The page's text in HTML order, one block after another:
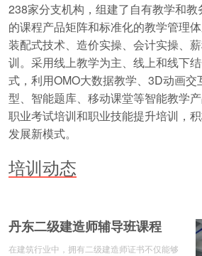
238家分支机构，组建了自有教学和教
的课程产品矩阵和标准化的教学管理体
装配式技术、造价实操、会计实操、
训。采用线上教学为主、线上和线下
式，利用OMO大数据教学、3D动画交
型、智能题库、移动课堂等智能教学
职业考试培训和职业技能提升培训，
发展新模式。
培训动态
丹东二级建造师辅导班课程
在建筑行业中，拥有二级建造师证书不仅能够